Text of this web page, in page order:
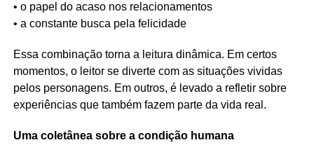
• o papel do acaso nos relacionamentos
• a constante busca pela felicidade
Essa combinação torna a leitura dinâmica. Em certos
momentos, o leitor se diverte com as situações vividas
pelos personagens. Em outros, é levado a refletir sobre
experiências que também fazem parte da vida real.
Uma coletânea sobre a condição humana